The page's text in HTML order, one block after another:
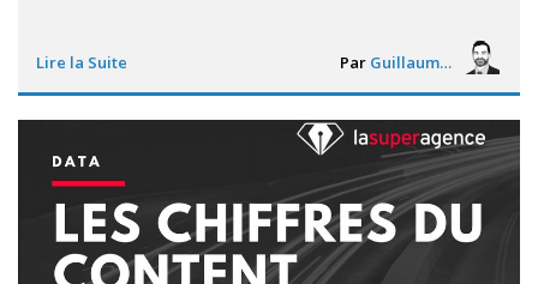
Lire la Suite Par Guillaume Vigneron